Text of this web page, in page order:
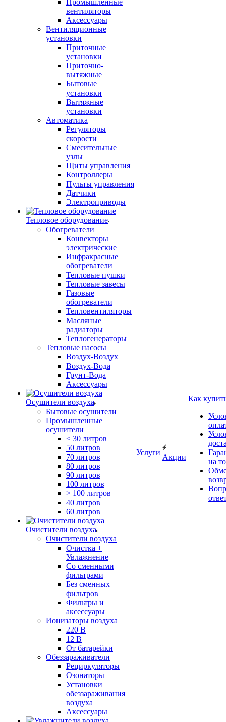
Промышленные
вентиляторы
Аксессуары
Вентиляционные
установки
Приточные
установки
Приточно-
вытяжные
Бытовые
установки
Вытяжные
установки
Автоматика
Регуляторы
скорости
Смесительные
узлы
Щиты управления
Контроллеры
Пульты управления
Датчики
Электроприводы
Тепловое оборудование
Обогреватели
Конвекторы
электрические
Инфракрасные
обогреватели
Тепловые пушки
Тепловые завесы
Газовые
обогреватели
Тепловентиляторы
Масляные
радиаторы
Теплогенераторы
Тепловые насосы
Воздух-Воздух
Воздух-Вода
Грунт-Вода
Аксессуары
Осушители воздуха
Бытовые осушители
Промышленные
осушители
< 30 литров
50 литров
70 литров
80 литров
90 литров
100 литров
> 100 литров
40 литров
60 литров
Очистители воздуха
Очистители воздуха
Очистка +
Увлажнение
Cо сменными
фильтрами
Без сменных
фильтров
Фильтры и
аксессуары
Ионизаторы воздуха
220 В
12 В
От батарейки
Обеззараживатели
Рециркуляторы
Озонаторы
Установки
обеззараживания
воздуха
Аксессуары
Услуги
Акции
Как
на